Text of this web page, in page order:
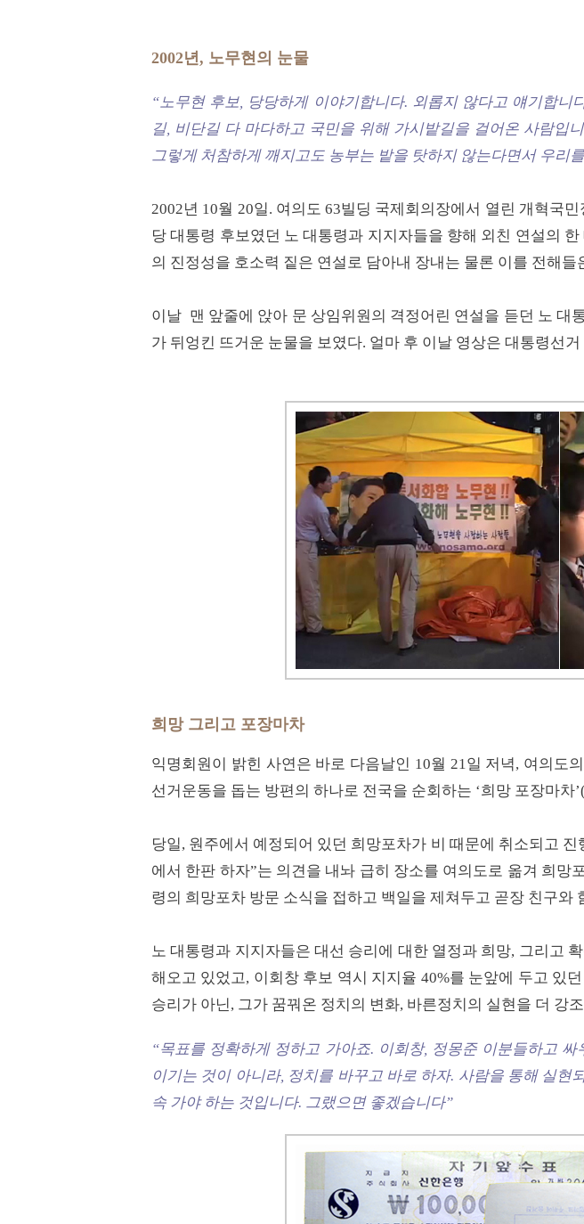
2002년, 노무현의 눈물
“노무현 후보, 당당하게 이야기합니다. 외롭지 않다고 얘기합
길, 비단길 다 마다하고 국민을 위해 가시밭길을 걸어온 사람입
그렇게 처참하게 깨지고도 농부는 밭을 탓하지 않는다면서 우리
2002년 10월 20일. 여의도 63빌딩 국제회의장에서 열린 개혁국
당 대통령 후보였던 노 대통령과 지지자들을 향해 외친 연설의
의 진정성을 호소력 짙은 연설로 담아내 장내는 물론 이를 전해
이날 맨 앞줄에 앉아 문 상임위원의 격정어린 연설을 듣던 노 대
가 뒤엉킨 뜨거운 눈물을 보였다. 얼마 후 이날 영상은 대통령선
희망 그리고 포장마차
익명회원이 밝힌 사연은 바로 다음날인 10월 21일 저녁, 여의도
선거운동을 돕는 방편의 하나로 전국을 순회하는 ‘희망 포장마차
당일, 원주에서 예정되어 있던 희망포차가 비 때문에 취소되고
에서 한판 하자”는 의견을 내놔 급히 장소를 여의도로 옮겨 희
령의 희망포차 방문 소식을 접하고 백일을 제쳐두고 곧장 친구와
노 대통령과 지지자들은 대선 승리에 대한 열정과 희망, 그리고
해오고 있었고, 이회창 후보 역시 지지율 40%를 눈앞에 두고 있
승리가 아닌, 그가 꿈꿔온 정치의 변화, 바른정치의 실현을 더 강
“목표를 정확하게 정하고 가아죠. 이회창, 정몽준 이분들하고
이기는 것이 아니라, 정치를 바꾸고 바로 하자. 사람을 통해 실
속 가야 하는 것입니다. 그랬으면 좋겠습니다”